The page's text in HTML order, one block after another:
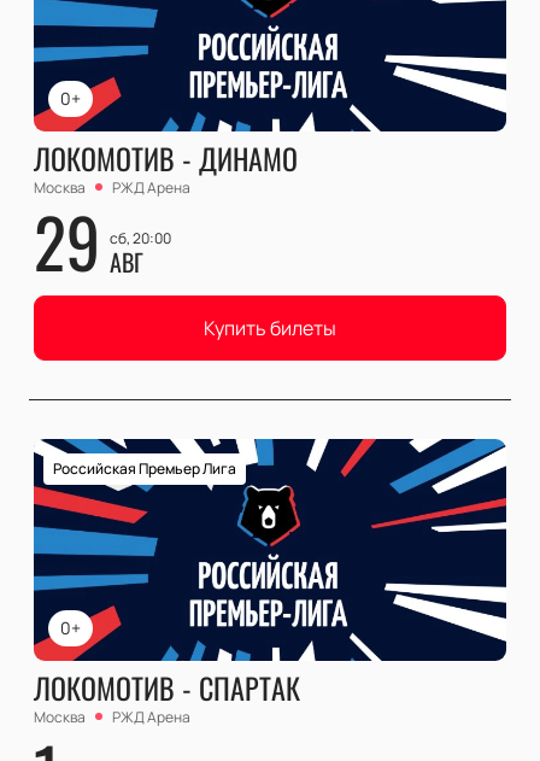
0+
ЛОКОМОТИВ - ДИНАМО
Москва РЖД Арена
29 сб, 20:00
АВГ
Купить билеты
0+
Российская Премьер Лига
ЛОКОМОТИВ - СПАРТАК
Москва РЖД Арена